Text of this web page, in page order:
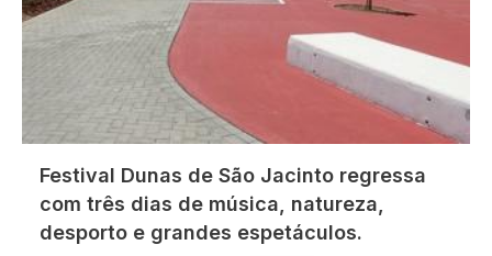
Festival Dunas de São Jacinto regressa
com três dias de música, natureza,
desporto e grandes espetáculos.